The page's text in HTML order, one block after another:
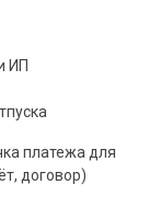
ИП
платежа для
договор)